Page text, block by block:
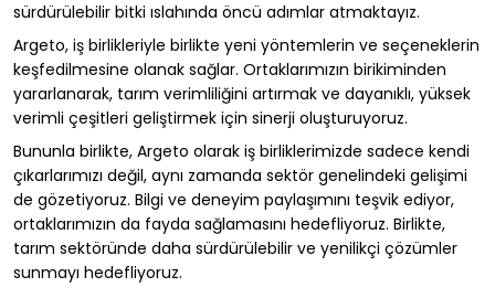
sürdürülebilir bitki ıslahında öncü adımlar atmaktayız.
Argeto, iş birlikleriyle birlikte yeni yöntemlerin ve seçeneklerin
keşfedilmesine olanak sağlar. Ortaklarımızın birikiminden
yararlanarak, tarım verimliliğini artırmak ve dayanıklı, yüksek
verimli çeşitleri geliştirmek için sinerji oluşturuyoruz.
Bununla birlikte, Argeto olarak iş birliklerimizde sadece kendi
çıkarlarımızı değil, aynı zamanda sektör genelindeki gelişimi
de gözetiyoruz. Bilgi ve deneyim paylaşımını teşvik ediyor,
ortaklarımızın da fayda sağlamasını hedefliyoruz. Birlikte,
tarım sektöründe daha sürdürülebilir ve yenilikçi çözümler
sunmayı hedefliyoruz.